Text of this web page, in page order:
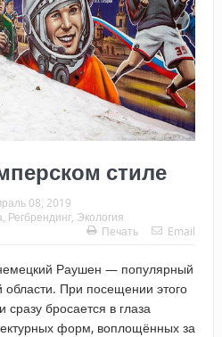
стиле
08, 2019
Регбрендинг, Экология
Печать
Email
Раушен — популярный
области. При посещении этого
сразу бросается в глаза
форм, воплощённых за